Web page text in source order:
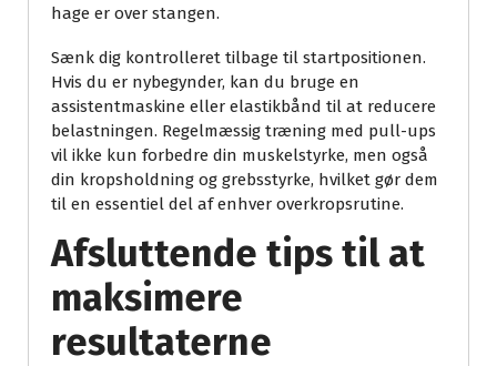
hage er over stangen.
Sænk dig kontrolleret tilbage til startpositionen.
Hvis du er nybegynder, kan du bruge en
assistentmaskine eller elastikbånd til at reducere
belastningen. Regelmæssig træning med pull-ups
vil ikke kun forbedre din muskelstyrke, men også
din kropsholdning og grebsstyrke, hvilket gør dem
til en essentiel del af enhver overkropsrutine.
Afsluttende tips til at
maksimere
resultaterne